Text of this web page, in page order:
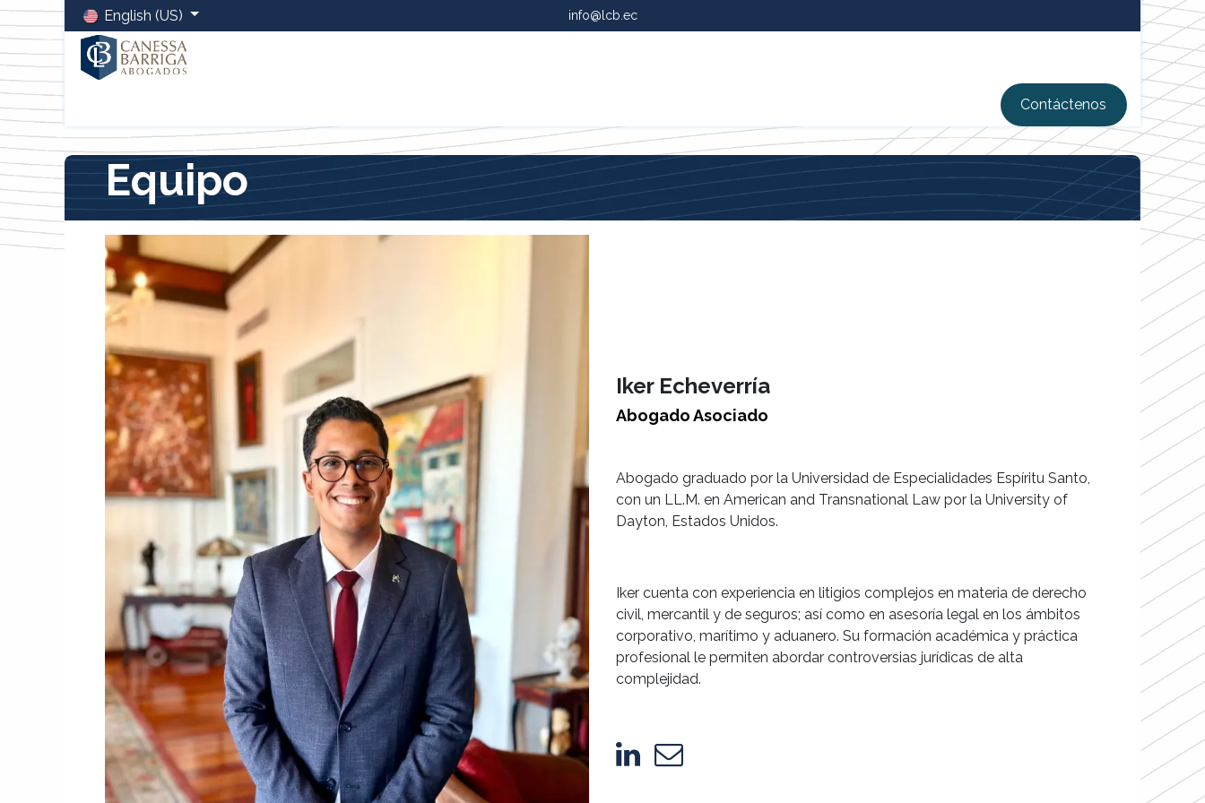
English (US) info@lcb.ec
Contáctenos
Equipo
Iker Echeverría
Abogado Asociado
Abogado graduado por la Universidad de Especialidades Espíritu Santo,
con un LL.M. en American and Transnational Law por la University of
Dayton, Estados Unidos.
Iker cuenta con experiencia en litigios complejos en materia de derecho
civil, mercantil y de seguros; así como en asesoría legal en los ámbitos
corporativo, marítimo y aduanero. Su formación académica y práctica
profesional le permiten abordar controversias jurídicas de alta
complejidad.